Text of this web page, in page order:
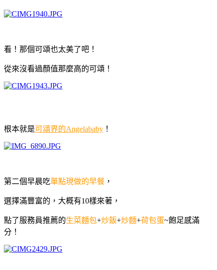
看！那個可頌也太美了吧！
從來沒看過顏值那麼高的可頌！
根本就是可頌界的Angelababy ！
第二個早晨吃單點現做的早餐 ，
選擇滿豐富的，大概有10樣來著，
點了服務員推薦的生菜麵包+炒飯+炒麵+荷包蛋~飽足感滿
分！